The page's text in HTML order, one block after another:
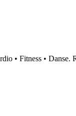
• Fitness •